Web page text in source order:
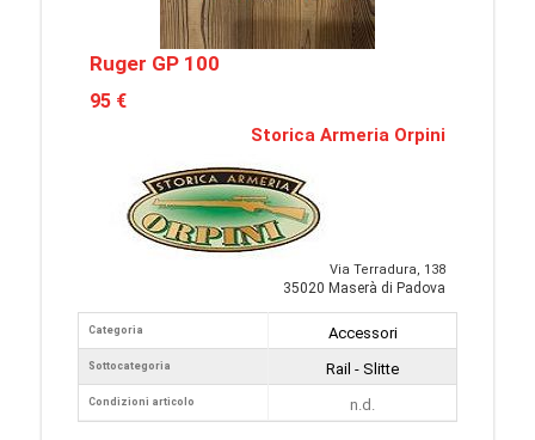
Ruger GP 100
95 €
Storica Armeria Orpini
Via Terradura, 138
35020 Maserà di Padova
Categoria
Sottocategoria
Condizioni articolo
Accessori
Rail - Slitte
n.d.